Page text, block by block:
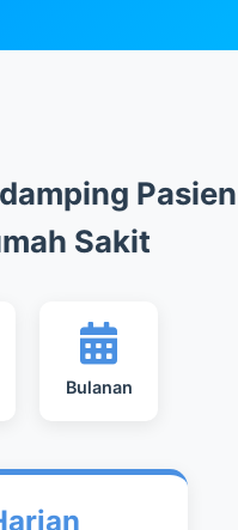
Pasien
Sakit
Bulanan